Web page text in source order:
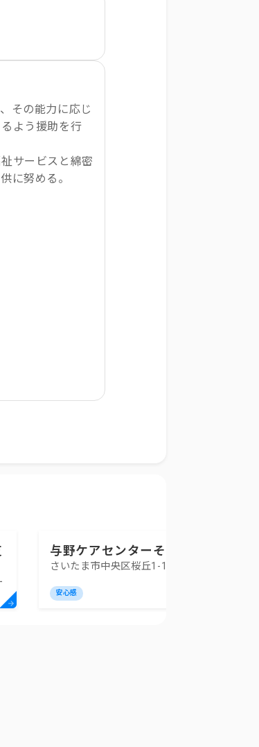
その能力に応じ
よう援助を行
サービスと綿密
に努める。
与野ケアセンターそよ風
さいたま市中央区桜丘1-11-11
安心感